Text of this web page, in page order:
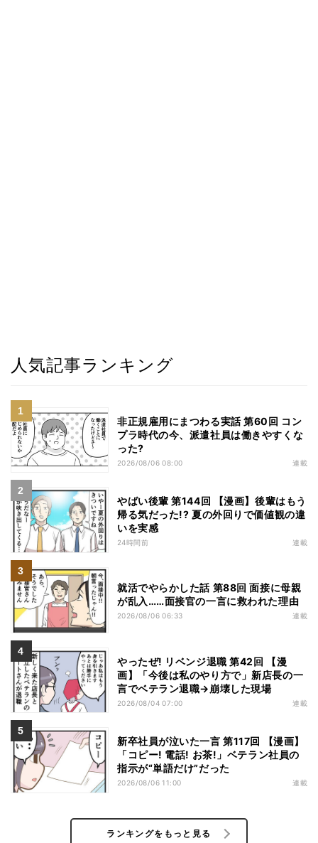
人気記事ランキング
非正規雇用にまつわる実話 第60回 コン
プラ時代の今、派遣社員は働きやすくな
った?
2026/08/06 08:00 連載
やばい後輩 第144回 【漫画】後輩はもう
帰る気だった!? 夏の外回りで価値観の違
いを実感
24時間前 連載
就活でやらかした話 第88回 面接に母親
が乱入……面接官の一言に救われた理由
2026/08/06 06:33 連載
やったぜ! リベンジ退職 第42回 【漫
画】「今後は私のやり方で」新店長の一
言でベテラン退職→崩壊した現場
2026/08/04 07:00 連載
新卒社員が泣いた一言 第117回 【漫画】
「コピー! 電話! お茶!」ベテラン社員の
指示が“単語だけ”だった
2026/08/06 11:00 連載
ランキングをもっと見る